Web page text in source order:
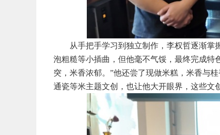
从手把手学习到独立制作，李权哲逐渐
泡粗糙等小插曲，但他毫不气馁，最终完成特
突，米香浓郁。”他还尝了现做米糕，米香与桂
通瓷等米主题文创，也让他大开眼界，这些文